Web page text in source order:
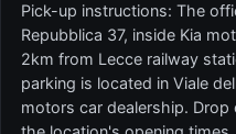
Pick-up instructions: The
Repubblica 37, inside Kia
2km from Lecce railway
parking is located in Viale
motors car dealership.